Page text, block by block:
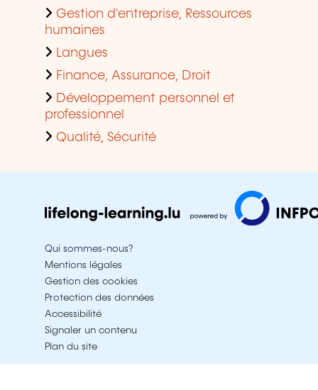
Gestion d'entreprise, Ressources
humaines
Langues
Finance, Assurance, Droit
Développement personnel et
professionnel
Qualité, Sécurité
Qui sommes-nous?
Mentions légales
Gestion des cookies
Protection des données
Accessibilité
Signaler un contenu
Plan du site